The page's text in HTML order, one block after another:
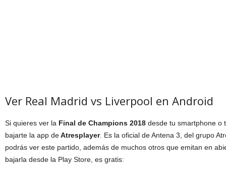
Ver Real Madrid vs Liverpool en Android
Si quieres ver la Final de Champions 2018 desde tu smartphone o
bajarte la app deAtresplayer. Es la oficial de Antena 3, del grupo
podrás ver este partido, además de muchos otros que emitan en
bajarla desde la Play Store, es gratis: